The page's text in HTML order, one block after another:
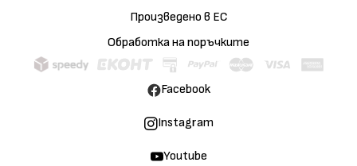
Произведено в ЕС
Обработка на поръчките
Facebook
Instagram
Youtube